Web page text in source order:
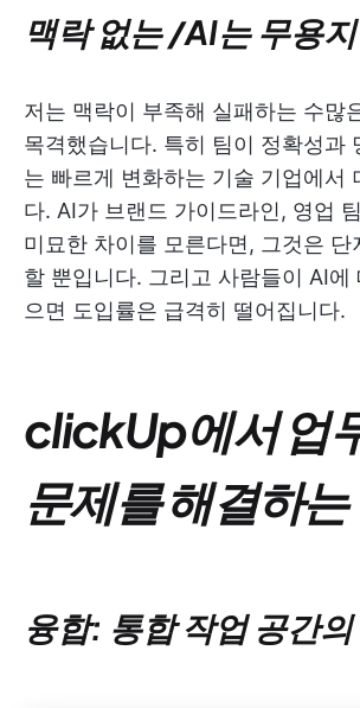
맥락 없는 /AI는 무용
저는 맥락이 부족해 실패하는 수많
목격했습니다. 특히 팀이 정확성과
는 빠르게 변화하는 기술 기업에서
다. AI가 브랜드 가이드라인, 영업
미묘한 차이를 모른다면, 그것은 단
할 뿐입니다. 그리고 사람들이 AI에
으면 도입률은 급격히 떨어집니다.
clickUp에서 업
문제를 해결하는
융합: 통합 작업 공간의